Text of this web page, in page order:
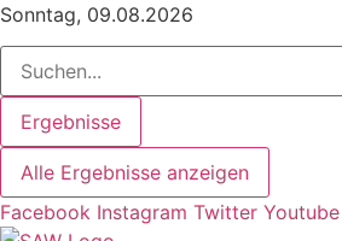
Zum
Inhalt
springen
Sonntag, 09.08.2026
Search
Ergebnisse
Alle Ergebnisse anzeigen
Facebook Instagram Twitter Youtube